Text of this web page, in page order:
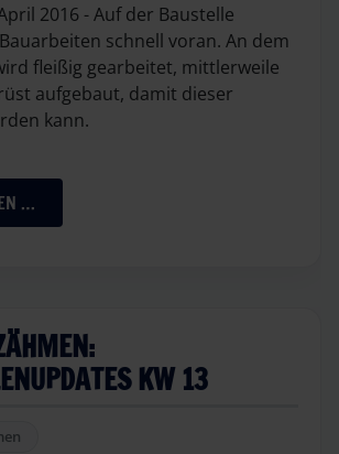
2016 - Auf der Baustelle
schnell voran. An dem
fleißig gearbeitet, mittlerweile
aufgebaut, damit dieser
kann.
…
KW 13